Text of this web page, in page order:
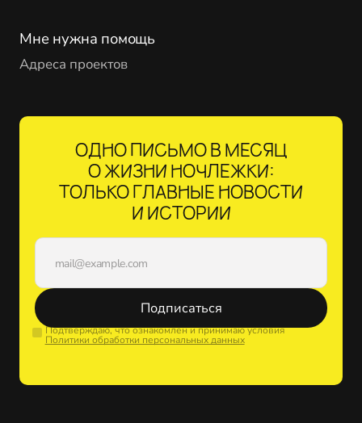
Мне нужна помощь
Адреса проектов
ОДНО ПИСЬМО В МЕСЯЦ
О ЖИЗНИ НОЧЛЕЖКИ:
ТОЛЬКО ГЛАВНЫЕ НОВОСТИ
И ИСТОРИИ
Подписаться
Подтверждаю, что ознакомлен и принимаю условия
Политики обработки персональных данных